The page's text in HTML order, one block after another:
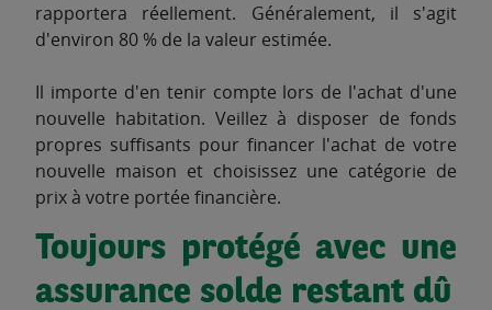
rapportera réellement. Généralement, il s'agit
d'environ 80 % de la valeur estimée.
Il importe d'en tenir compte lors de l'achat d'une
nouvelle habitation. Veillez à disposer de fonds
propres suffisants pour financer l'achat de votre
nouvelle maison et choisissez une catégorie de
prix à votre portée financière.
Toujours protégé avec une
assurance solde restant dû